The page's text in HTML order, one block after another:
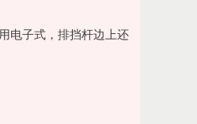
电子式，排挡杆边上还